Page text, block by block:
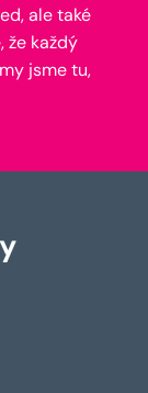
ale také
že každý
jsme tu,